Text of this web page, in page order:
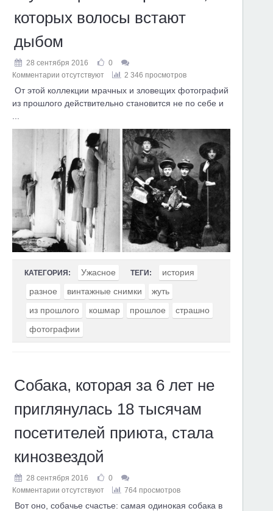
которых волосы встают
дыбом
28 сентября 2016
0
Комментарии отсутствуют
2 346 просмотров
От этой коллекции мрачных и зловещих фотографий
из прошлого действительно становится не по себе и
КАТЕГОРИЯ: Ужасное ТЕГИ:
история
разное
винтажные снимки
жуть
из прошлого
кошмар прошлое
страшно
фотографии
Собака, которая за 6 лет не
приглянулась 18 тысячам
посетителей приюта, стала
кинозвездой
28 сентября 2016
0
Комментарии отсутствуют
764 просмотров
Вот оно, собачье счастье: самая одинокая собака в